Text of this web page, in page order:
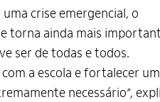
crise emergencial, o
torna ainda mais
ser de todas e todos.
a escola e fortalecer
necessário”,